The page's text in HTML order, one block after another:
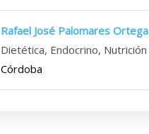
Rafael José Palomares Ortega
Dietética, Endocrino, Nutrición
Córdoba